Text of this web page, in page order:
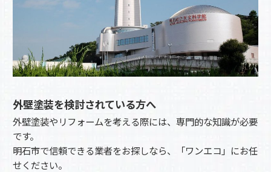
外壁塗装を検討されている方へ
外壁塗装やリフォームを考える際には、専門的な知識が必要
です。
明石市で信頼できる業者をお探しなら、「ワンエコ」にお任
せください。